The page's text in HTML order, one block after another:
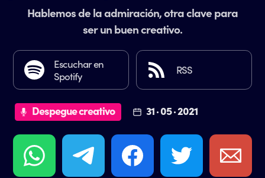
Hablemos de la admiración, otra clave para
ser un buen creativo.
Escuchar en
Spotify
RSS
Despegue creativo 31 · 05 · 2021